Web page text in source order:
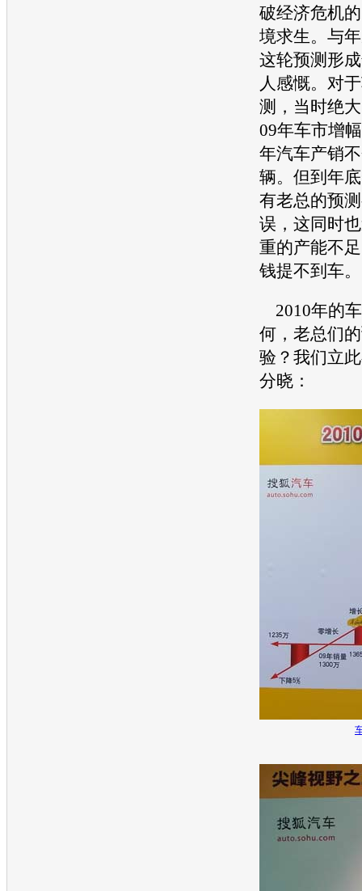
破经济危机
境求生。与
这轮预测形
人感慨。对
测，当时绝
09年车市增
年汽车产销
辆。但到年
有老总的预
误，这同时
重的产能不
钱提不到车。
2010年的
何，老总们
验？我们立
分晓：